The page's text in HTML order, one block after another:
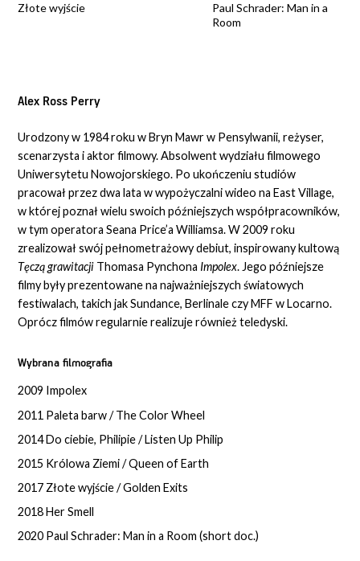
Złote wyjście
Paul Schrader: Man in a
Room
Alex Ross Perry
Urodzony w 1984 roku w Bryn Mawr w Pensylwanii, reżyser,
scenarzysta i aktor filmowy. Absolwent wydziału filmowego
Uniwersytetu Nowojorskiego. Po ukończeniu studiów
pracował przez dwa lata w wypożyczalni wideo na East Village,
w której poznał wielu swoich późniejszych współpracowników,
w tym operatora Seana Price’a Williamsa. W 2009 roku
zrealizował swój pełnometrażowy debiut, inspirowany kultową
Tęczą grawitacji Thomasa Pynchona Impolex. Jego późniejsze
filmy były prezentowane na najważniejszych światowych
festiwalach, takich jak Sundance, Berlinale czy MFF w Locarno.
Oprócz filmów regularnie realizuje również teledyski.
Wybrana filmografia
2009 Impolex
2011 Paleta barw / The Color Wheel
2014 Do ciebie, Philipie / Listen Up Philip
2015 Królowa Ziemi / Queen of Earth
2017 Złote wyjście / Golden Exits
2018 Her Smell
2020 Paul Schrader: Man in a Room (short doc.)